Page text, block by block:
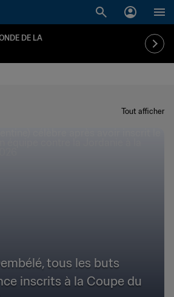
DE LA
Tout afficher
tous les buts
inscrits à la Coupe du